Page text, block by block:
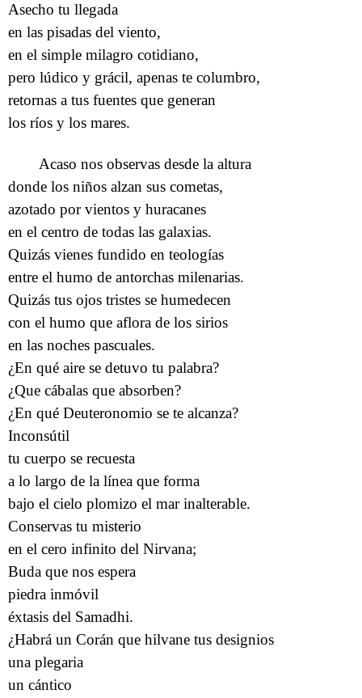
Asecho tu llegada
en las pisadas del viento,
en el simple milagro cotidiano,
pero lúdico y grácil, apenas te columbro,
retornas a tus fuentes que generan
los ríos y los mares.
Acaso nos observas desde la altura
donde los niños alzan sus cometas,
azotado por vientos y huracanes
en el centro de todas las galaxias.
Quizás vienes fundido en teologías
entre el humo de antorchas milenarias.
Quizás tus ojos tristes se humedecen
con el humo que aflora de los sirios
en las noches pascuales.
¿En qué aire se detuvo tu palabra?
¿Que cábalas que absorben?
¿En qué Deuteronomio se te alcanza?
Inconsútil
tu cuerpo se recuesta
a lo largo de la línea que forma
bajo el cielo plomizo el mar inalterable.
Conservas tu misterio
en el cero infinito del Nirvana;
Buda que nos espera
piedra inmóvil
éxtasis del Samadhi.
¿Habrá un Corán que hilvane tus designios
una plegaria
un cántico